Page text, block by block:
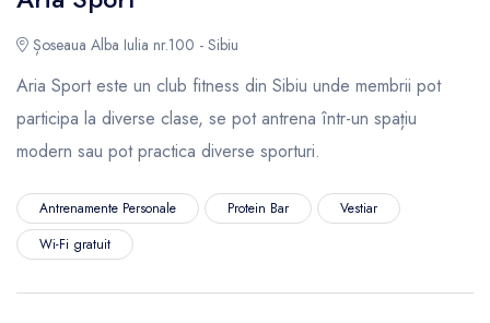
Șoseaua Alba Iulia nr.100 - Sibiu
Aria Sport este un club fitness din Sibiu unde membrii pot
participa la diverse clase, se pot antrena într-un spațiu
modern sau pot practica diverse sporturi.
Antrenamente Personale Protein Bar
Vestiar
Wi-Fi gratuit